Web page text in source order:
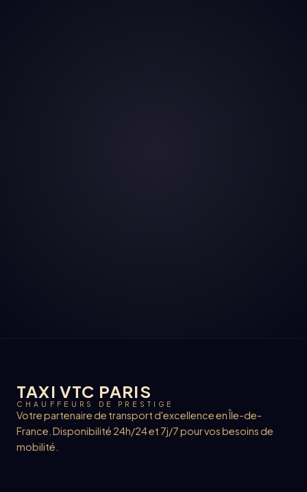
TAXI VTC PARIS
CHAUFFEURS DE PRESTIGE
Votre partenaire de transport d'excellence en Île-de-
France. Disponibilité 24h/24 et 7j/7 pour vos besoins de
mobilité.